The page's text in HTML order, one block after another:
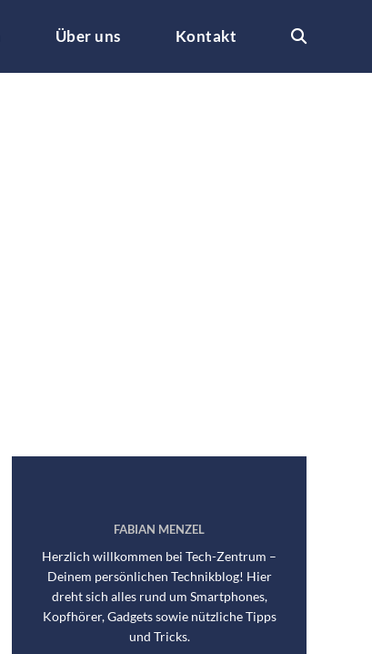
Über uns Kontakt
FABIAN MENZEL
Herzlich willkommen bei Tech-Zentrum –
Deinem persönlichen Technikblog! Hier
dreht sich alles rund um Smartphones,
Kopfhörer, Gadgets sowie nützliche Tipps
und Tricks.